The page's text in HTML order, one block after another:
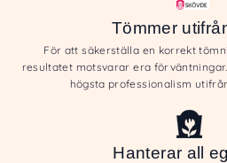
Tömmer
För att säkerställa en korrekt
resultatet motsvarar era
högsta professionalism
Hanterar all